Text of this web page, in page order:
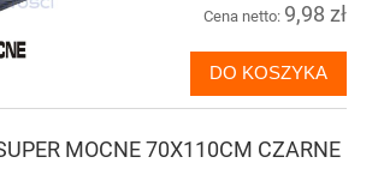
Cena netto: 9,98 zł
DO KOSZYKA
MOCNE 70X110CM CZARNE